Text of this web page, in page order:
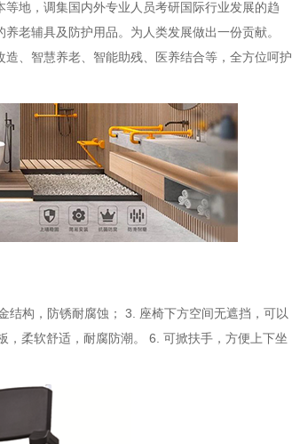
地，调集国内外专业人员考研国际行业发展的趋
老辅具及防护用品。为人类发展做出一份贡献。
、智慧养老、智能助残、医养结合等，全方位呵护
结构，防锈耐腐蚀； 3. 座椅下方空间无遮挡，可以
柔软舒适，耐腐防潮。 6. 可掀扶手，方便上下坐